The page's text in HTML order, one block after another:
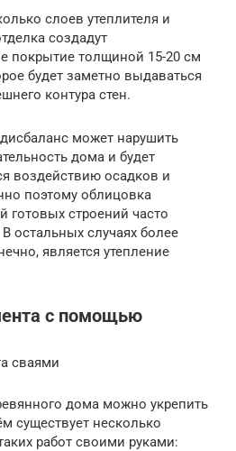
слоев утеплителя и
создадут
покрытие толщиной 15-20 см
будет заметно выдаваться
контура стен.
может нарушить
дома и будет
воздействию осадков и
поэтому облицовка
готовых строений часто
остальных случаях более
является утепление
с помощью
сваями
дома можно укрепить
существует несколько
работ своими руками: